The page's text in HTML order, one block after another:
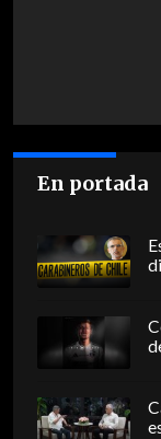
En portada